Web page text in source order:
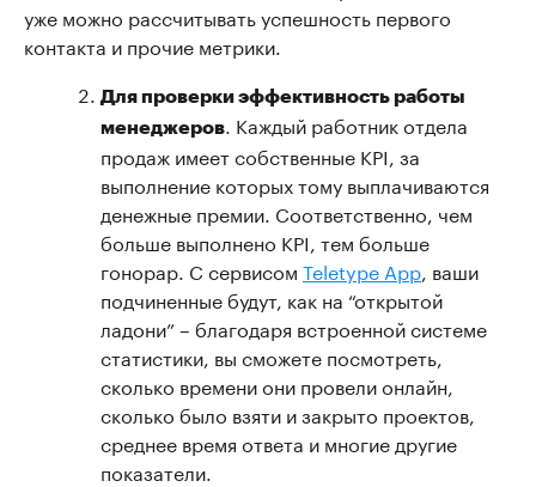
уже можно рассчитывать успешность первого
контакта и прочие метрики.
Для проверки эффективность работы
менеджеров. Каждый работник отдела
продаж имеет собственные KPI, за
выполнение которых тому выплачиваются
денежные премии. Соответственно, чем
больше выполнено KPI, тем больше
гонорар. С сервисом Teletype App, ваши
подчиненные будут, как на “открытой
ладони” – благодаря встроенной системе
статистики, вы сможете посмотреть,
сколько времени они провели онлайн,
сколько было взяти и закрыто проектов,
среднее время ответа и многие другие
показатели.